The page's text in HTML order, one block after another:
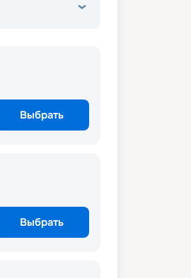
Выбрать
Выбрать